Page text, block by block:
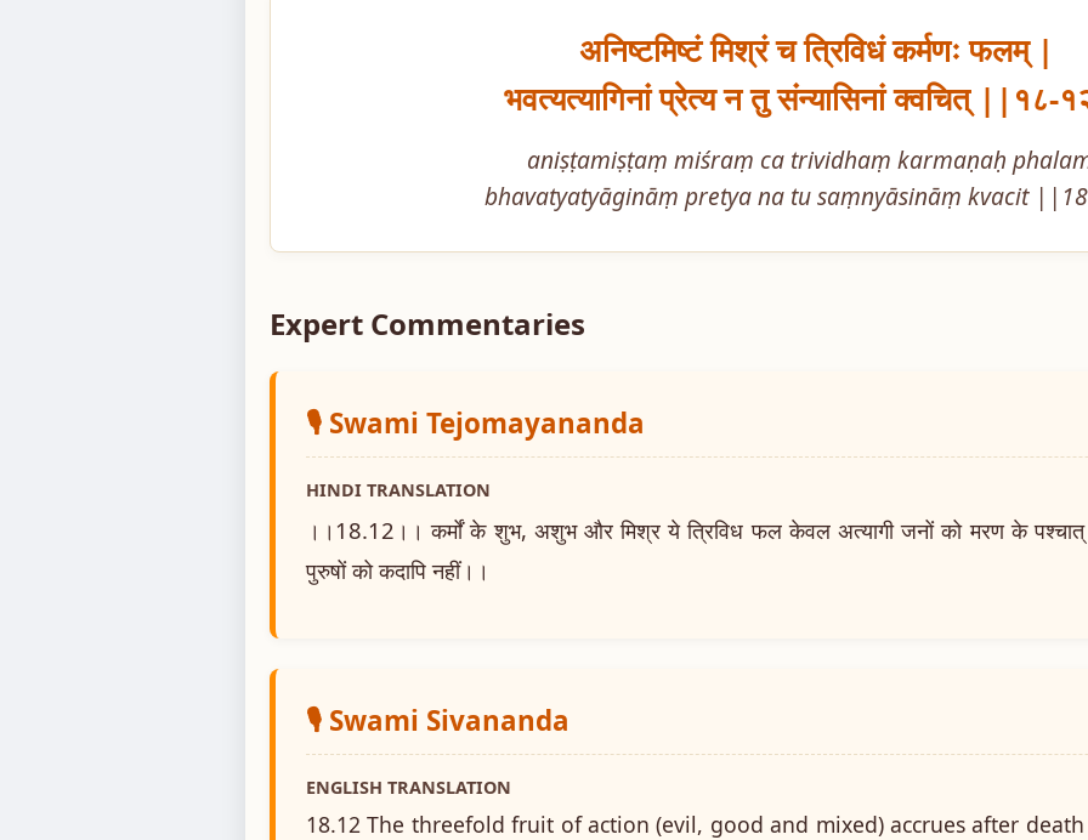
अनिष्टमिष्टं मिश्रं च त्रिविधं कर्मणः फलम् |
भवत्यत्यागिनां प्रेत्य न तु संन्यासिनां क्वचित्
aniṣṭamiṣṭaṃ miśraṃ ca trividhaṃ karmaṇaḥ
bhavatyatyāgināṃ pretya na tu saṃnyāsināṃ kvacit
Expert Commentaries
🎙️ Swami Tejomayananda
HINDI TRANSLATION
।।18.12।। कर्मों के शुभ, अशुभ और मिश्र ये त्रिविध फल केवल अत्यागी जनों को मरण के पश्चात्
पुरुषों को कदापि नहीं।।
🎙️ Swami Sivananda
ENGLISH TRANSLATION
18.12 The threefold fruit of action (evil, good and mixed) accrues after